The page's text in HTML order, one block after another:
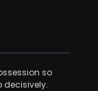
so
decisively.